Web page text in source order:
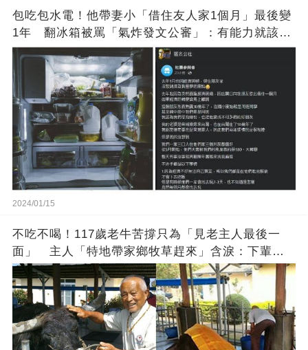
包吃包水電！他帶妻小「借住友人家1個月」最後變
1年 翻冰箱被罵「氣炸發文公審」：有能力就該大
方
2024/01/15
不吃不喝！117歲老牛苦撐只為「見老主人最後一
面」 主人「特地帶家鄉牧草趕來」含淚：下輩子
找個好人家